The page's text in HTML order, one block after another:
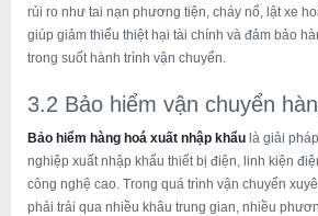
rủi ro như tai nạn phương tiện, cháy nổ, lật xe
giúp giảm thiểu thiệt hại tài chính và đảm bảo
trong suốt hành trình vận chuyển.
3.2 Bảo hiểm vận chuyển
Bảo hiểm hàng hoá xuất nhập khẩu là giải
nghiệp xuất nhập khẩu thiết bị điện, linh kiện
công nghệ cao. Trong quá trình vận chuyển
phải trải qua nhiều khâu trung gian, nhiều